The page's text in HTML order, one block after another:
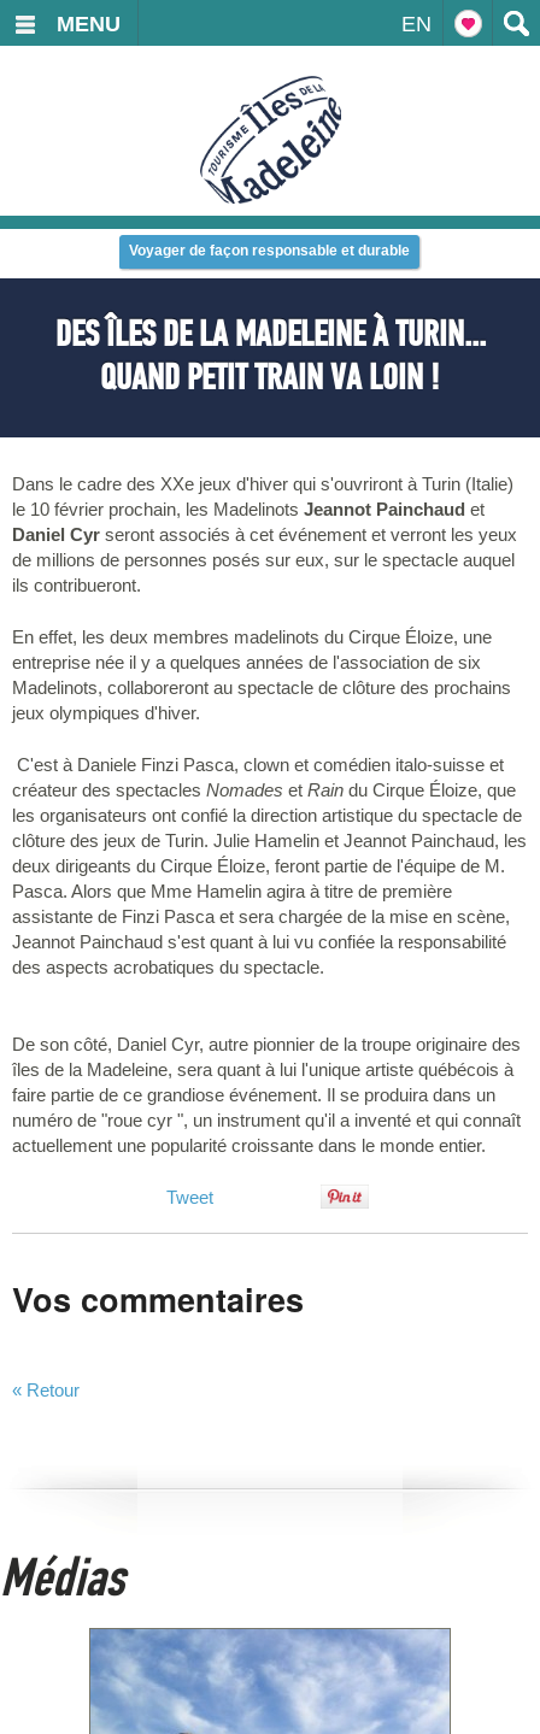
EN
MENU
Voyager de façon responsable et durable
DES ÎLES DE LA MADELEINE À TURIN...
QUAND PETIT TRAIN VA LOIN !
Dans le cadre des XXe jeux d'hiver qui s'ouvriront à Turin (Italie)
le 10 février prochain, les Madelinots Jeannot Painchaud et
Daniel Cyr seront associés à cet événement et verront les yeux
de millions de personnes posés sur eux, sur le spectacle auquel
ils contribueront.
En effet, les deux membres madelinots du Cirque Éloize, une
entreprise née il y a quelques années de l'association de six
Madelinots, collaboreront au spectacle de clôture des prochains
jeux olympiques d'hiver.
C'est à Daniele Finzi Pasca, clown et comédien italo-suisse et
créateur des spectacles Nomades et Rain du Cirque Éloize, que
les organisateurs ont confié la direction artistique du spectacle de
clôture des jeux de Turin. Julie Hamelin et Jeannot Painchaud, les
deux dirigeants du Cirque Éloize, feront partie de l'équipe de M.
Pasca. Alors que Mme Hamelin agira à titre de première
assistante de Finzi Pasca et sera chargée de la mise en scène,
Jeannot Painchaud s'est quant à lui vu confiée la responsabilité
des aspects acrobatiques du spectacle.
De son côté, Daniel Cyr, autre pionnier de la troupe originaire des
îles de la Madeleine, sera quant à lui l'unique artiste québécois à
faire partie de ce grandiose événement. Il se produira dans un
numéro de "roue cyr ", un instrument qu'il a inventé et qui connaît
actuellement une popularité croissante dans le monde entier.
Tweet
Vos commentaires
« Retour
Médias